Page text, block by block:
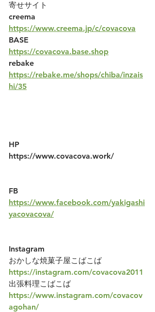
寄せサイト
creema
https://www.creema.jp/c/covacova
BASE
https://covacova.base.shop
rebake
https://rebake.me/shops/chiba/inzais
hi/35
HP
https://www.covacova.work/
FB
https://www.facebook.com/yakigashi
yacovacova/
Instagram
おかしな焼菓子屋こばこば
https://instagram.com/covacova2011
出張料理こばこば
https://www.instagram.com/covacov
agohan/